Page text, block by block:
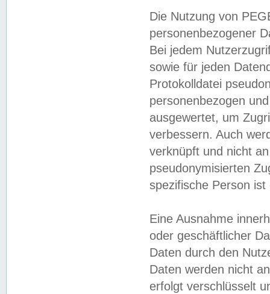
Die Nutzung von
personenbezogener
Bei jedem
sowie für jeden
Protokolldatei
personenbezogen
ausgewertet, um
verbessern. Auch
verknüpft und nicht
pseudonymisierten
spezifische Person
Eine Ausnahme
oder geschäftlicher
Daten durch den
Daten werden nicht
erfolgt verschlüsselt